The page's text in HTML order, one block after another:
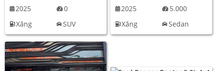
2025
0
Xăng
SUV
2025
5.000
Xăng
Sedan